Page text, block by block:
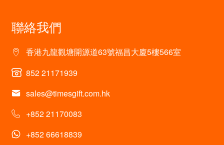
聯絡我們
香港九龍觀塘開源道63號福昌大廈5樓566室
852 21171939
sales@timesgift.com.hk
+852 21170083
+852 66618839